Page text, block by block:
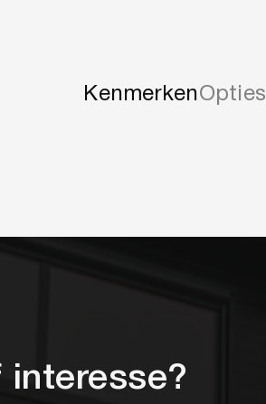
KenmerkenOpties
interesse?